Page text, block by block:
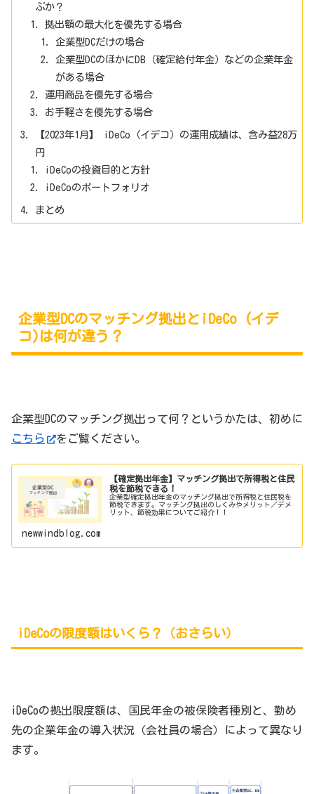
ぶか？
拠出額の最大化を優先する場合
企業型DCだけの場合
企業型DCのほかにDB（確定給付年金）などの企業年金
がある場合
運用商品を優先する場合
お手軽さを優先する場合
【2023年1月】 iDeCo（イデコ）の運用成績は、含み益28万
円
iDeCoの投資目的と方針
iDeCoのポートフォリオ
まとめ
企業型DCのマッチング拠出とiDeCo (イデ
コ)は何が違う？
企業型DCのマッチング拠出って何？というかたは、初めに
こちら
をご覧ください。
【確定拠出年金】マッチング拠出で所得税と住民
税を節税できる！
企業型確定拠出年金のマッチング拠出で所得税と住民税を
節税できます。マッチング拠出のしくみやメリット／デメ
リット、節税効果についてご紹介！！
newwindblog.com
iDeCoの限度額はいくら？（おさらい）
iDeCoの拠出限度額は、国民年金の被保険者種別と、勤め
先の企業年金の導入状況（会社員の場合）によって異なり
ます。